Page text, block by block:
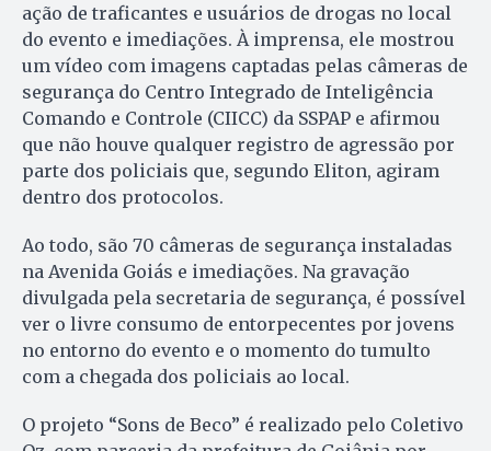
ação de traficantes e usuários de drogas no local
do evento e imediações. À imprensa, ele mostrou
um vídeo com imagens captadas pelas câmeras de
segurança do Centro Integrado de Inteligência
Comando e Controle (CIICC) da SSPAP e afirmou
que não houve qualquer registro de agressão por
parte dos policiais que, segundo Eliton, agiram
dentro dos protocolos.
Ao todo, são 70 câmeras de segurança instaladas
na Avenida Goiás e imediações. Na gravação
divulgada pela secretaria de segurança, é possível
ver o livre consumo de entorpecentes por jovens
no entorno do evento e o momento do tumulto
com a chegada dos policiais ao local.
O projeto “Sons de Beco” é realizado pelo Coletivo